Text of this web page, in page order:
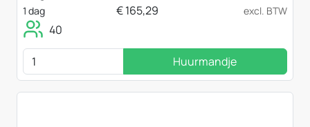
1 dag
€165,29 excl. BTW
40
Huurmandje